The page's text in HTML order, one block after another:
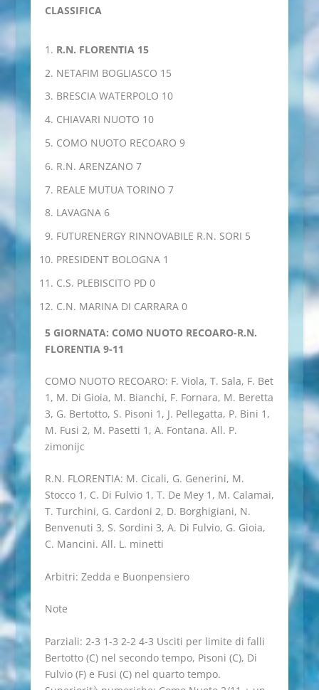
CLASSIFICA
R.N. FLORENTIA 15
NETAFIM BOGLIASCO 15
BRESCIA WATERPOLO 10
CHIAVARI NUOTO 10
COMO NUOTO RECOARO 9
R.N. ARENZANO 7
REALE MUTUA TORINO 7
LAVAGNA 6
FUTURENERGY RINNOVABILE R.N. SORI 5
PRESIDENT BOLOGNA 1
C.S. PLEBISCITO PD 0
C.N. MARINA DI CARRARA 0
5 GIORNATA: COMO NUOTO RECOARO-R.N.
FLORENTIA 9-11
COMO NUOTO RECOARO: F. Viola, T. Sala, F. Bet
1, M. Di Gioia, M. Bianchi, F. Fornara, M. Beretta
3, G. Bertotto, S. Pisoni 1, J. Pellegatta, P. Bini 1,
M. Fusi 2, M. Pasetti 1, A. Fontana. All. P.
zimonijc
R.N. FLORENTIA: M. Cicali, G. Generini, M.
Stocco 1, C. Di Fulvio 1, T. De Mey 1, M. Calamai,
T. Turchini, G. Cardoni 2, D. Borghigiani, N.
Benvenuti 3, S. Sordini 3, A. Di Fulvio, G. Gioia,
C. Mancini. All. L. minetti
Arbitri: Zedda e Buonpensiero
Note
Parziali: 2-3 1-3 2-2 4-3 Usciti per limite di falli
Bertotto (C) nel secondo tempo, Pisoni (C), Di
Fulvio (F) e Fusi (C) nel quarto tempo.